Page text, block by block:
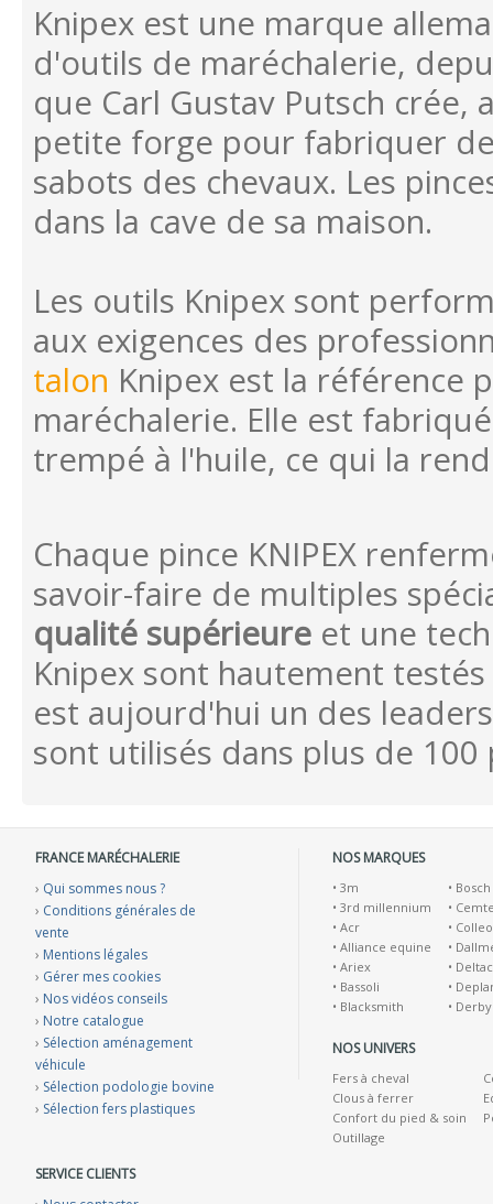
Knipex est une marque
d'outils de maréchalerie,
que Carl Gustav Putsch
petite forge pour fabriquer
sabots des chevaux. Les
dans la cave de sa maison.
Les outils Knipex sont
aux exigences des
talon Knipex est la référence
maréchalerie. Elle est
trempé à l'huile, ce qui la
Chaque pince KNIPEX
savoir-faire de multiples
qualité supérieure et une
Knipex sont hautement
est aujourd'hui un des
sont utilisés dans plus de 100
FRANCE MARÉCHALERIE
› Qui sommes nous ?
› Conditions générales de
vente
› Mentions légales
› Gérer mes cookies
› Nos vidéos conseils
› Notre catalogue
› Sélection aménagement
véhicule
› Sélection podologie bovine
› Sélection fers plastiques
SERVICE CLIENTS
NOS MARQUES
• 3m
• 3rd millennium
• Acr
• Alliance equine
• Ariex
• Bassoli
• Blacksmith
• Bosch
•
•
•
•
•
• Derby
NOS UNIVERS
Fers à cheval
Clous à ferrer
Confort du pied & soin
Outillage